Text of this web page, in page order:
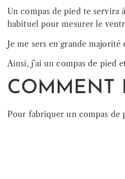
Un compas de pied te servira
habituel pour mesurer le
Je me sers en grande
Ainsi, j’ai un compas de pied
COMMENT
Pour fabriquer un compas